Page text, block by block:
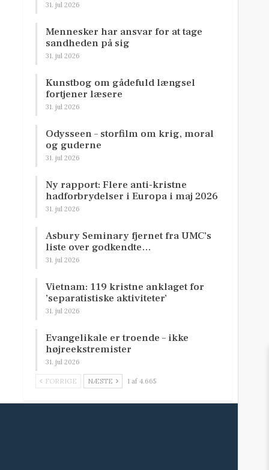
31. jul 2026
Mennesker har ansvar for at tage
sandheden på sig
31. jul 2026
Kunstbog om gådefuld længsel
fortjener læsere
31. jul 2026
Odysseen – storfilm om krig, moral
og guderne
31. jul 2026
Ny rapport: Flere anti-kristne
hadforbrydelser i Europa i maj 2026
31. jul 2026
Asbury Seminary fjernet fra UMC’s
liste over godkendte…
31. jul 2026
Vietnam: 119 kristne anklaget for
’separatistiske aktiviteter’
31. jul 2026
Evangelikale er troende – ikke
højreekstremister
31. jul 2026
FORRIGE NÆSTE 1 af 4.665